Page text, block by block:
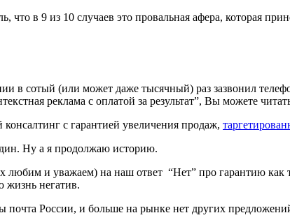
что в 9 из 10 случаев это провальная афера, которая
в сотый (или может даже тысячный) раз зазвонил
реклама с оплатой за результат”, Вы можете
с гарантией увеличения продаж,
Ну а я продолжаю историю.
и уважаем) на наш ответ “Нет” про гарантию как
жизнь негатив.
почта России, и больше на рынке нет других